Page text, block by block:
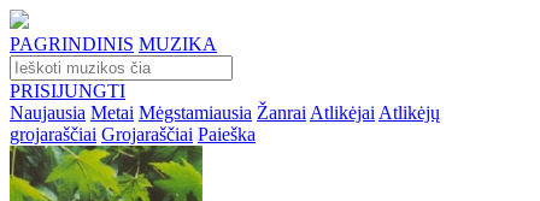
PAGRINDINIS MUZIKA
PRISIJUNGTI
Naujausia Metai Mėgstamiausia Žanrai Atlikėjai Atlikėjų
grojaraščiai Grojaraščiai Paieška